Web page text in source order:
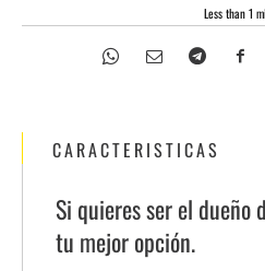
Less than 1
CARACTERISTICAS
Si quieres ser el dueño
tu mejor opción.